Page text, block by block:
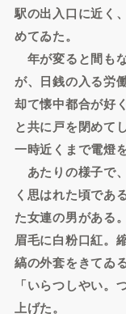
駅の出入口に近く
めてゐた。
年が変ると間も
が、日銭の入る労
却て懐中都合が好
と共に戸を閉めて
一時近くまで電燈
あたりの様子で
く思はれた頃であ
た女連の男がある
眉毛に白粉口紅。
縞の外套をきてゐ
「いらつしやい
上げた。